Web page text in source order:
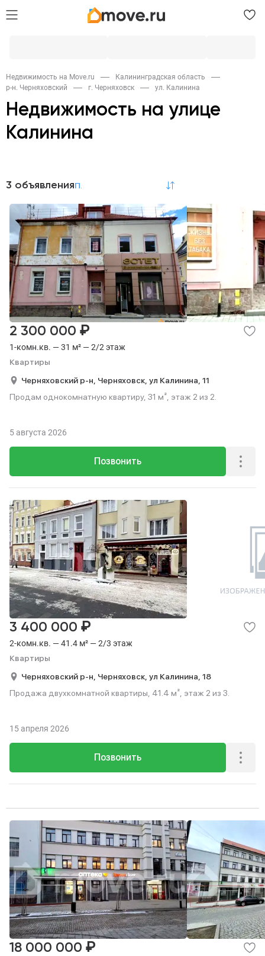
Недвижимость на Move.ru
Калининградская область
р-н. Черняховский
г. Черняховск ул. Калинина
Недвижимость на улице
Калинина
3 объявления
1-комн.кв. — 31 м² — 2/2 этаж
Квартиры
2 300 000 ₽
Черняховский р-н, Черняховск, ул Калинина, 11
Продам однокомнатную квартиру, 31 м², этаж 2 из 2.
Позвонить
5 августа 2026
2-комн.кв. — 41.4 м² — 2/3 этаж
Квартиры
3 400 000 ₽
Черняховский р-н, Черняховск, ул Калинина, 18
Продажа двухкомнатной квартиры, 41.4 м², этаж 2 из 3.
Позвонить
15 апреля 2026
18 000 000 ₽